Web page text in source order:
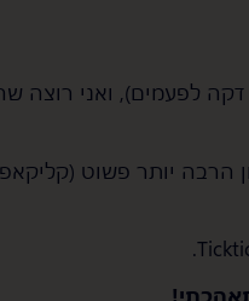
לפעמים), ואני רוצה
הרבה יותר פשוט